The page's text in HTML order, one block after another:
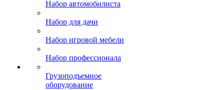
Набор автомобилиста
Набор для дачи
Набор игровой мебели
Набор профессионала
Грузоподъемное
оборудование